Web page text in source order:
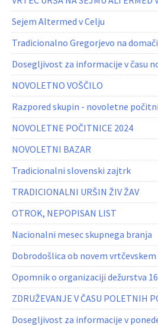
Sejem Altermed v Celju
Tradicionalno Gregorjevo na
Dosegljivost za informacije v času
NOVOLETNO VOŠČILO
Razpored skupin - novoletne
NOVOLETNE POČITNICE 2024
NOVOLETNI BAZAR
Tradicionalni slovenski zajtrk
TRADICIONALNI URŠIN ŽIV ŽAV
OTROK, NEPOPISAN LIST
Nacionalni mesec skupnega branja
Dobrodošlica ob novem
Opomnik o organizaciji dežurstva
ZDRUŽEVANJE V ČASU POLETNIH
Dosegljivost za informacije v